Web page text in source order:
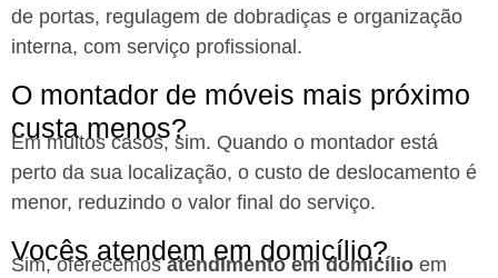
de portas, regulagem de dobradiças e organização
interna, com serviço profissional.
O montador de móveis mais próximo
custa menos?
Em muitos casos, sim. Quando o montador está
perto da sua localização, o custo de deslocamento é
menor, reduzindo o valor final do serviço.
Vocês atendem em domicílio?
Sim, oferecemosatendimento em domicílio em